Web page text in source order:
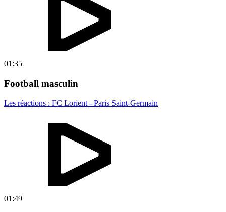
01:35
Football masculin
Les réactions : FC Lorient - Paris Saint-Germain
01:49